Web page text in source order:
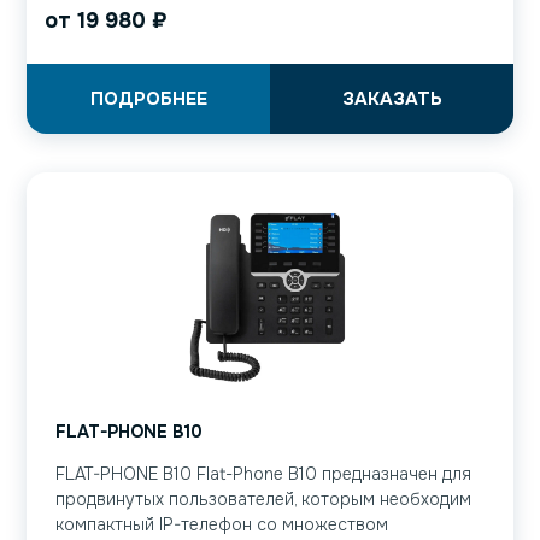
от 19 980 ₽
ЗАКАЗАТЬ
ПОДРОБНЕЕ
FLAT-PHONE B10
FLAT-PHONE B10 Flat-Phone B10 предназначен для
продвинутых пользователей, которым необходим
компактный IP-телефон со множеством